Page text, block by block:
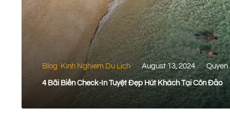
Blog Kinh Nghiem Du Lich August 13, 2024 Quyen
4 Bãi Biển Check-In Tuyệt Đẹp Hút Khách Tại Côn Đảo